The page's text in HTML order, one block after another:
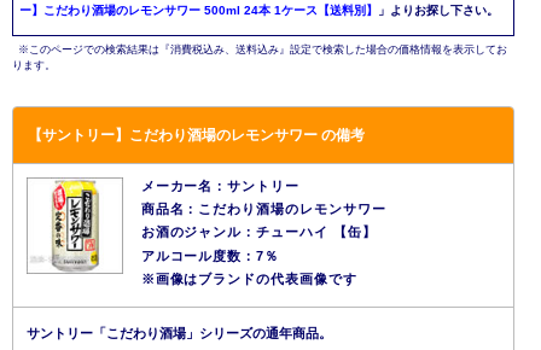
ー】こだわり酒場のレモンサワー 500ml 24本 1ケース【送料別】
」よりお探し下さい。
※このページでの検索結果は『消費税込み、送料込み』設定で検索した場合の価格情報を表示してお
ります。
【サントリー】こだわり酒場のレモンサワー の備考
メーカー名：サントリー
商品名：こだわり酒場のレモンサワー
お酒のジャンル：チューハイ 【缶】
アルコール度数：7％
※画像はブランドの代表画像です
サントリー「こだわり酒場」シリーズの通年商品。